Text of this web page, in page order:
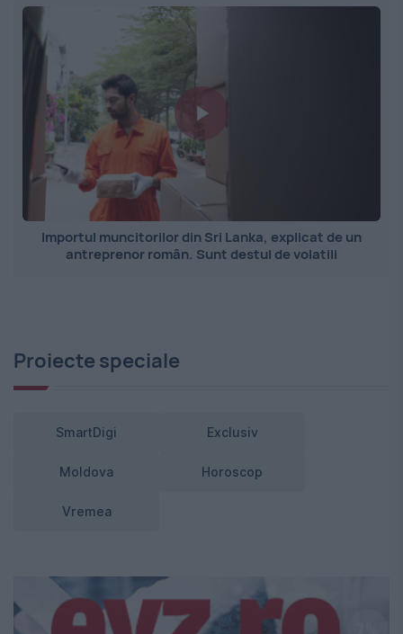
Importul muncitorilor din Sri Lanka, explicat de un
antreprenor român. Sunt destul de volatili
Proiecte speciale
SmartDigi Exclusiv
Moldova Horoscop
Vremea